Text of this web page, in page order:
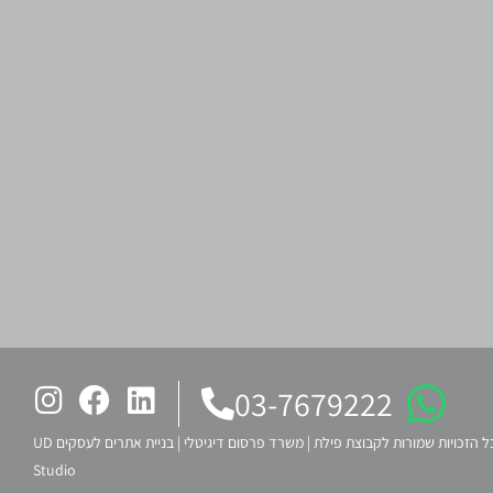
03-7679222
הזכויות שמורות לקבוצת פילת | משרד פרסום דיגיטלי |
בניית אתרים לעסקים UD
Studio